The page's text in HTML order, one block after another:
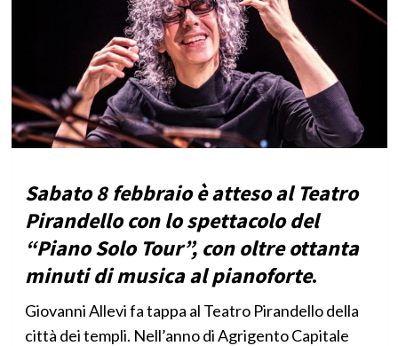
Sabato 8 febbraio è atteso al Teatro
Pirandello con lo spettacolo del
“Piano Solo Tour”, con oltre ottanta
minuti di musica al pianoforte.
Giovanni Allevi fa tappa al Teatro Pirandello della
città dei templi. Nell’anno di Agrigento Capitale